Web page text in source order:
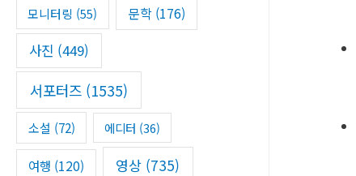
모니터링 (55) 문학(176)
사진 (449)
서포터즈 (1535)
소설 (72) 에디터 (36)
여행 (120) 영상 (735)